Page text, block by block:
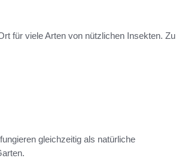
für viele Arten von nützlichen Insekten. Zu
gleichzeitig als natürliche